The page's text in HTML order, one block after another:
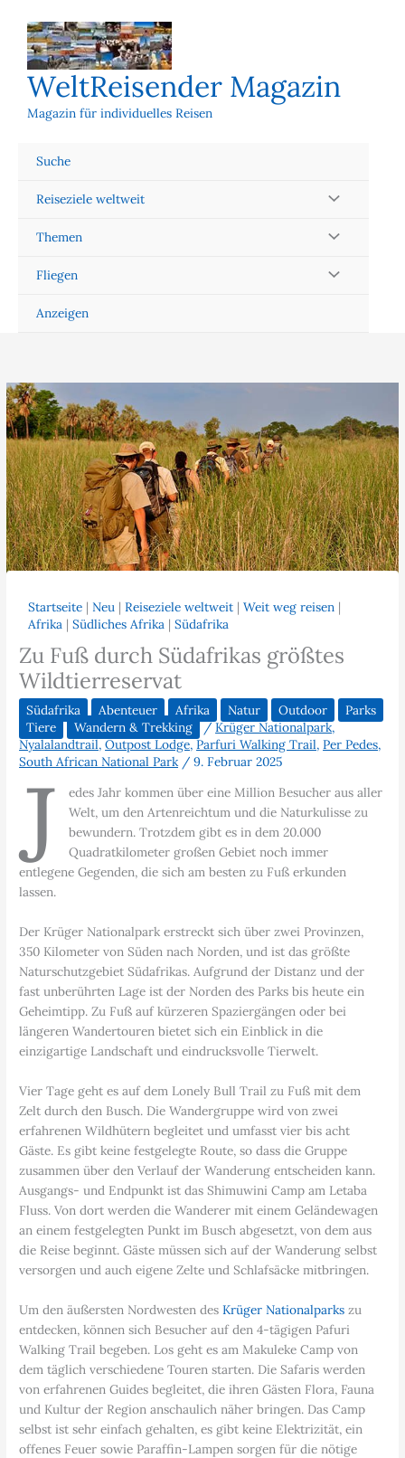
Inhalt
springen
WeltReisender Magazin
Magazin für individuelles Reisen
Suche
Reiseziele weltweit
Themen
Fliegen
Anzeigen
Startseite |Neu |Reiseziele weltweit |Weit weg reisen |
Afrika |Südliches Afrika |Südafrika
Zu Fuß durch Südafrikas größtes
Wildtierreservat
Südafrika Abenteuer Afrika Natur Outdoor
Parks
Tiere
Wandern & Trekking /Krüger Nationalpark,
Nyalalandtrail,Outpost Lodge,Parfuri Walking Trail,Per Pedes,
South African National Park/9. Februar 2025
J
edes Jahr kommen über eine Million Besucher aus aller
Welt, um den Artenreichtum und die Naturkulisse zu
bewundern. Trotzdem gibt es in dem 20.000
Quadratkilometer großen Gebiet noch immer
entlegene Gegenden, die sich am besten zu Fuß erkunden
lassen.
Der Krüger Nationalpark erstreckt sich über zwei Provinzen,
350 Kilometer von Süden nach Norden, und ist das größte
Naturschutzgebiet Südafrikas. Aufgrund der Distanz und der
fast unberührten Lage ist der Norden des Parks bis heute ein
Geheimtipp. Zu Fuß auf kürzeren Spaziergängen oder bei
längeren Wandertouren bietet sich ein Einblick in die
einzigartige Landschaft und eindrucksvolle Tierwelt.
Vier Tage geht es auf dem Lonely Bull Trail zu Fuß mit dem
Zelt durch den Busch. Die Wandergruppe wird von zwei
erfahrenen Wildhütern begleitet und umfasst vier bis acht
Gäste. Es gibt keine festgelegte Route, so dass die Gruppe
zusammen über den Verlauf der Wanderung entscheiden kann.
Ausgangs- und Endpunkt ist das Shimuwini Camp am Letaba
Fluss. Von dort werden die Wanderer mit einem Geländewagen
an einem festgelegten Punkt im Busch abgesetzt, von dem aus
die Reise beginnt. Gäste müssen sich auf der Wanderung selbst
versorgen und auch eigene Zelte und Schlafsäcke mitbringen.
Um den äußersten Nordwesten desKrüger Nationalparks zu
entdecken, können sich Besucher auf den 4-tägigen Pafuri
Walking Trail begeben. Los geht es am Makuleke Camp von
dem täglich verschiedene Touren starten. Die Safaris werden
von erfahrenen Guides begleitet, die ihren Gästen Flora, Fauna
und Kultur der Region anschaulich näher bringen. Das Camp
selbst ist sehr einfach gehalten, es gibt keine Elektrizität, ein
offenes Feuer sowie Paraffin-Lampen sorgen für die nötige